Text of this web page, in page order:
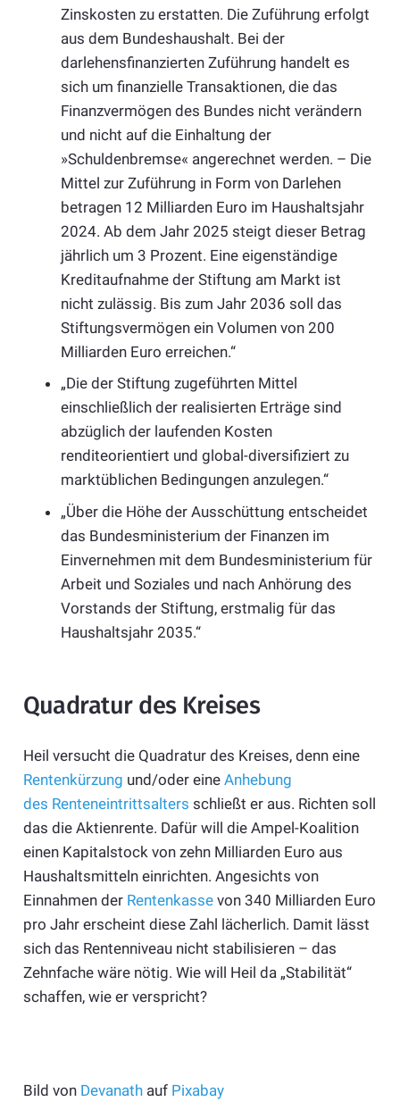
Zinskosten zu erstatten. Die Zuführung erfolgt
aus dem Bundeshaushalt. Bei der
darlehensfinanzierten Zuführung handelt es
sich um finanzielle Transaktionen, die das
Finanzvermögen des Bundes nicht verändern
und nicht auf die Einhaltung der
»Schuldenbremse« angerechnet werden. – Die
Mittel zur Zuführung in Form von Darlehen
betragen 12 Milliarden Euro im Haushaltsjahr
2024. Ab dem Jahr 2025 steigt dieser Betrag
jährlich um 3 Prozent. Eine eigenständige
Kreditaufnahme der Stiftung am Markt ist
nicht zulässig. Bis zum Jahr 2036 soll das
Stiftungsvermögen ein Volumen von 200
Milliarden Euro erreichen.“
„Die der Stiftung zugeführten Mittel
einschließlich der realisierten Erträge sind
abzüglich der laufenden Kosten
renditeorientiert und global-diversifiziert zu
marktüblichen Bedingungen anzulegen.“
„Über die Höhe der Ausschüttung entscheidet
das Bundesministerium der Finanzen im
Einvernehmen mit dem Bundesministerium für
Arbeit und Soziales und nach Anhörung des
Vorstands der Stiftung, erstmalig für das
Haushaltsjahr 2035.“
Quadratur des Kreises
Heil versucht die Quadratur des Kreises, denn eine
Rentenkürzung und/oder eine Anhebung
des Renteneintrittsalters schließt er aus. Richten soll
das die Aktienrente. Dafür will die Ampel-Koalition
einen Kapitalstock von zehn Milliarden Euro aus
Haushaltsmitteln einrichten. Angesichts von
Einnahmen der Rentenkassevon 340 Milliarden Euro
pro Jahr erscheint diese Zahl lächerlich. Damit lässt
sich das Rentenniveau nicht stabilisieren – das
Zehnfache wäre nötig. Wie will Heil da „Stabilität“
schaffen, wie er verspricht?
Bild von Devanathauf Pixabay